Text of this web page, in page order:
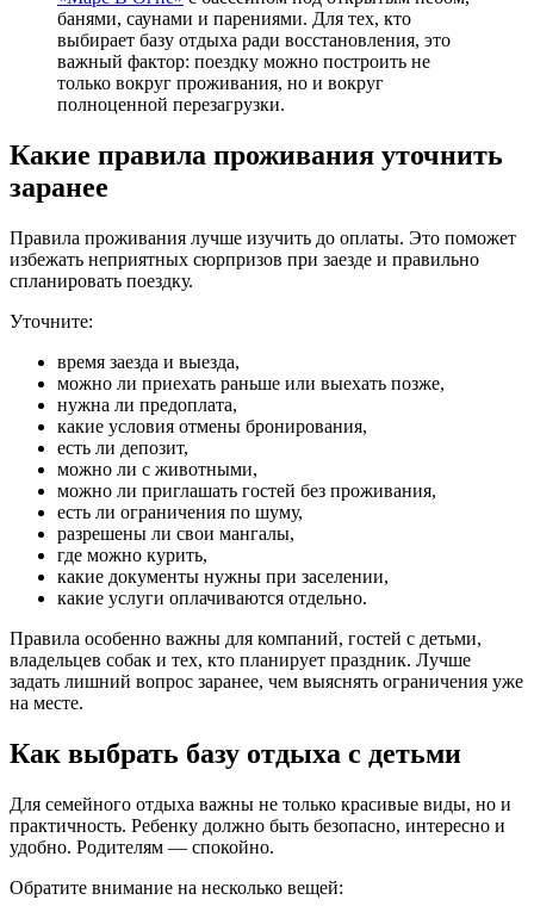
+7 (812) 380-05-00
info@okunevaya.ru
MAX
банями, саунами и парениями. Для тех, кто
выбирает базу отдыха ради восстановления, это
важный фактор: поездку можно построить не
только вокруг проживания, но и вокруг
полноценной перезагрузки.
Какие правила проживания уточнить
заранее
Правила проживания лучше изучить до оплаты. Это поможет
избежать неприятных сюрпризов при заезде и правильно
спланировать поездку.
Уточните:
время заезда и выезда,
можно ли приехать раньше или выехать позже,
нужна ли предоплата,
какие условия отмены бронирования,
есть ли депозит,
можно ли с животными,
можно ли приглашать гостей без проживания,
есть ли ограничения по шуму,
разрешены ли свои мангалы,
где можно курить,
какие документы нужны при заселении,
какие услуги оплачиваются отдельно.
Правила особенно важны для компаний, гостей с детьми,
владельцев собак и тех, кто планирует праздник. Лучше
задать лишний вопрос заранее, чем выяснять ограничения уже
на месте.
Как выбрать базу отдыха с детьми
Для семейного отдыха важны не только красивые виды, но и
практичность. Ребенку должно быть безопасно, интересно и
удобно. Родителям — спокойно.
Обратите внимание на несколько вещей: